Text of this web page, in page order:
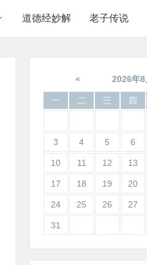
道德经妙解 老子传说
« 2026年8
一 二 三 四
3 4 5 6
10 11 12 13
17 18 19 20
24 25 26 27
31